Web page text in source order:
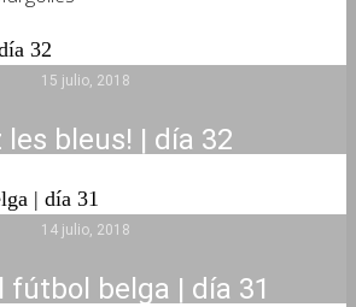
15 julio, 2018
les bleus! | día 32
14 julio, 2018
fútbol belga | día 31